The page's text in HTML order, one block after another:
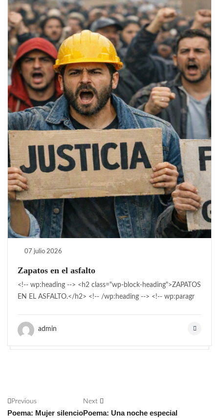
07 julio 2026
Zapatos en el asfalto
<!-- wp:heading --> <h2 class="wp-block-heading">ZAPATOS
EN EL ASFALTO.</h2> <!-- /wp:heading --> <!-- wp:paragr
admin
Previous
Poema: Mujer silencio
Next
Poema: Una noche especial